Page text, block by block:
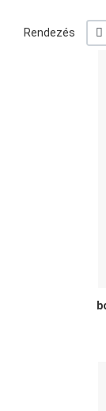
Rendezés -/+